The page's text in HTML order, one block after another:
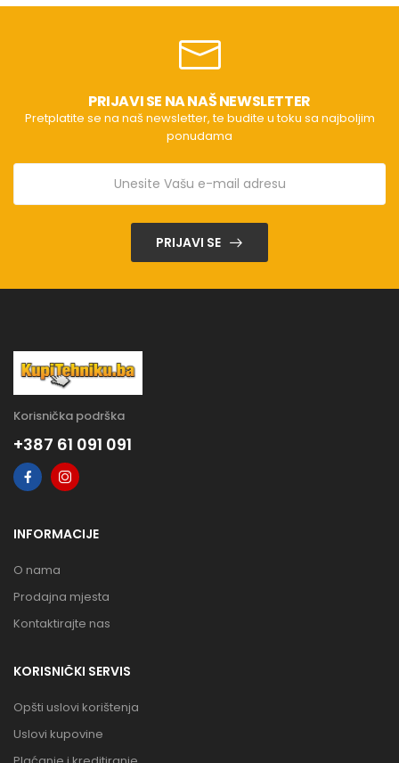
PRIJAVI SE NA NAŠ NEWSLETTER
Pretplatite se na naš newsletter, te budite u toku sa najboljim
ponudama
PRIJAVI SE
Korisnička podrška
+387 61 091 091
INFORMACIJE
O nama
Prodajna mjesta
Kontaktirajte nas
KORISNIČKI SERVIS
Opšti uslovi korištenja
Uslovi kupovine